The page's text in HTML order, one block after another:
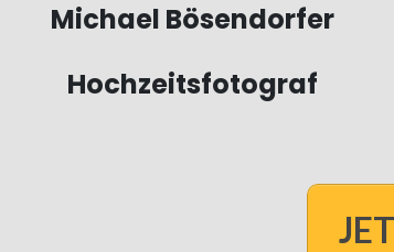
Michael Bösendorfer
Hochzeitsfotograf